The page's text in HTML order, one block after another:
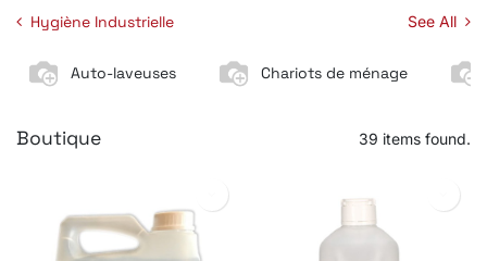
Hygiène Industrielle See All
Auto-laveuses Chariots de ménage
Boutique 39 items found.